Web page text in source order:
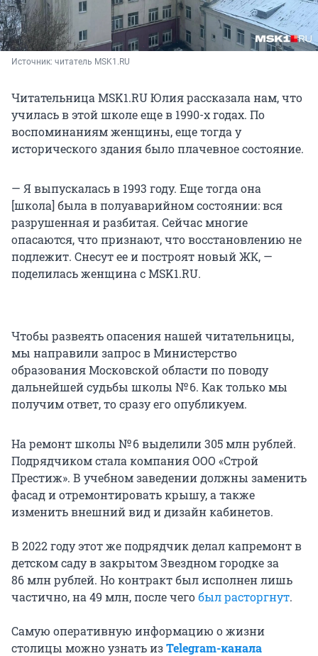
Источник: читатель MSK1.RU
Читательница MSK1.RU Юлия рассказала нам, что
училась в этой школе еще в 1990-х годах. По
воспоминаниям женщины, еще тогда у
исторического здания было плачевное состояние.
— Я выпускалась в 1993 году. Еще тогда она
[школа] была в полуаварийном состоянии: вся
разрушенная и разбитая. Сейчас многие
опасаются, что признают, что восстановлению не
подлежит. Снесут ее и построят новый ЖК, —
поделилась женщина с MSK1.RU.
Чтобы развеять опасения нашей читательницы,
мы направили запрос в Министерство
образования Московской области по поводу
дальнейшей судьбы школы № 6. Как только мы
получим ответ, то сразу его опубликуем.
На ремонт школы № 6 выделили 305 млн рублей.
Подрядчиком стала компания ООО «Строй
Престиж». В учебном заведении должны заменить
фасад и отремонтировать крышу, а также
изменить внешний вид и дизайн кабинетов.
В 2022 году этот же подрядчик делал капремонт в
детском саду в закрытом Звездном городке за
86 млн рублей. Но контракт был исполнен лишь
частично, на 49 млн, после чегобыл расторгнут.
Самую оперативную информацию о жизни
столицы можно узнать изTelegram-канала